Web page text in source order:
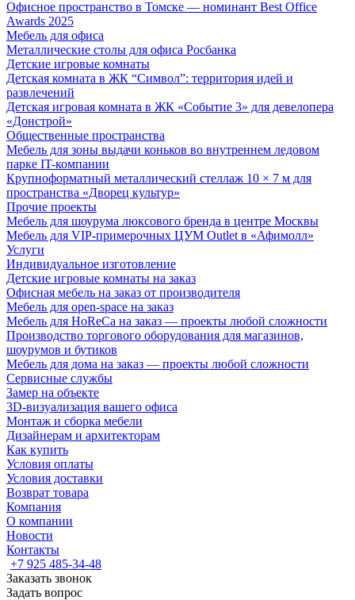
Офисное пространство в Томске — номинант Best Office
Awards 2025
Мебель для офиса
Металлические столы для офиса Росбанка
Детские игровые комнаты
Детская комната в ЖК “Символ”: территория идей и
развлечений
Детская игровая комната в ЖК «Событие 3» для девелопера
«Донстрой»
Общественные пространства
Мебель для зоны выдачи коньков во внутреннем ледовом
парке IT-компании
Крупноформатный металлический стеллаж 10 × 7 м для
пространства «Дворец культур»
Прочие проекты
Мебель для шоурума люксового бренда в центре Москвы
Мебель для VIP-примерочных ЦУМ Outlet в «Афимолл»
Услуги
Индивидуальное изготовление
Детские игровые комнаты на заказ
Офисная мебель на заказ от производителя
Мебель для open-space на заказ
Мебель для HoReCa на заказ — проекты любой сложности
Производство торгового оборудования для магазинов,
шоурумов и бутиков
Мебель для дома на заказ — проекты любой сложности
Сервисные службы
Замер на объекте
3D-визуализация вашего офиса
Монтаж и сборка мебели
Дизайнерам и архитекторам
Как купить
Условия оплаты
Условия доставки
Возврат товара
Компания
О компании
Новости
Контакты
+7 925 485-34-48
Заказать звонок
Задать вопрос